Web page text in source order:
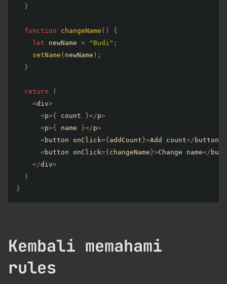
}
function changeName ( )
{
let newName = "Budi" ;
setName ( newName ) ;
}
return
(
<div>
<p>{ count }</p>
<p>{ name }</p>
<button onClick={ addCount }>Add count</ button
<button onClick={ changeName }>Change name</
</div>
)
}
Kembali memahami
rules